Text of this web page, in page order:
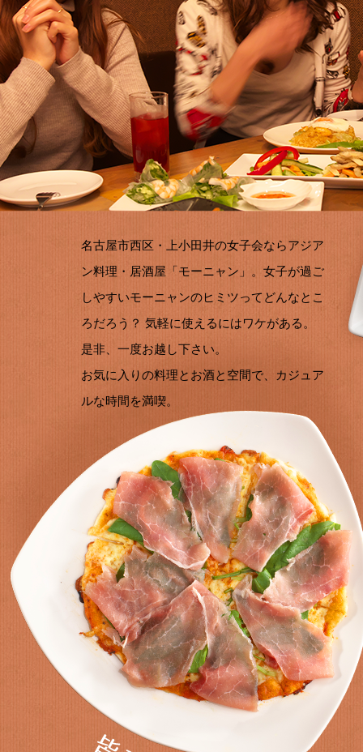
名古屋市西区・上小田井の女子会ならアジア
ン料理・居酒屋「モーニャン」。女子が過ご
しやすいモーニャンのヒミツってどんなとこ
ろだろう？ 気軽に使えるにはワケがある。
是非、一度お越し下さい。
お気に入りの料理とお酒と空間で、カジュア
ルな時間を満喫。